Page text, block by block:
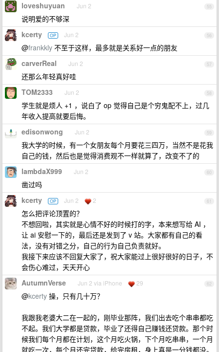
55
loveshuyuan Jun 2
说明爱的不够深
56
kcerty OP Jun 2
@frankkly 不至于这样，最多就是关系好一点的朋友
57
carverReal Jun 2
还那么年轻真好哇
58
TOM2333 Jun 2
学生就是烦人 +1 ，说白了 op 觉得自己是个穷鬼配不上，过几
年收入提高就要后悔。
59
edisonwong Jun 2
我大学的时候，有一个女朋友每个月要花三四万，当然不是花我
自己的钱，然后也是觉得消费观不一样就算了，改变不了的
60
lambdaX999 Jun 2
凿过吗
61
kcerty OP Jun 2 2
怎么把评论顶置的？
不想回啦，其实就是心情不好的时候打的字，本来想写给 AI ，
让 ai 安慰一下的，最后还是发到了 v 站。大家都有自己的看
法，没有对错之分，自己的行为自己负责就好。
我接下来应该不回复大家了，祝大家能过上很好很好的日子，不
会伤心难过，天天开心
62
AutumnVerse Jun 2 via iPhone 29
@kcerty 操，只有几十万？
我跟我老婆大二在一起的，刚毕业那阵，我们出去吃个串串都吃
不起。我们大学都是贷款，毕业了还得自己赚钱还贷款。那个时
候我们每个月都在计划，这个月吃火锅，下个月吃串串，一个月
就吃一次，每个月还完贷款，给完房租，身上真是一分钱都没。